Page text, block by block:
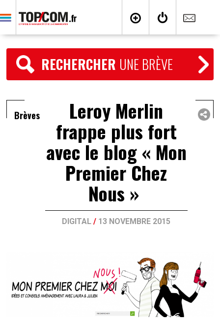
RECHERCHER UNE BRÈVE
Brèves Leroy Merlin
frappe plus fort
avec le blog « Mon
Premier Chez
Nous »
DIGITAL / 13 NOVEMBRE 2015